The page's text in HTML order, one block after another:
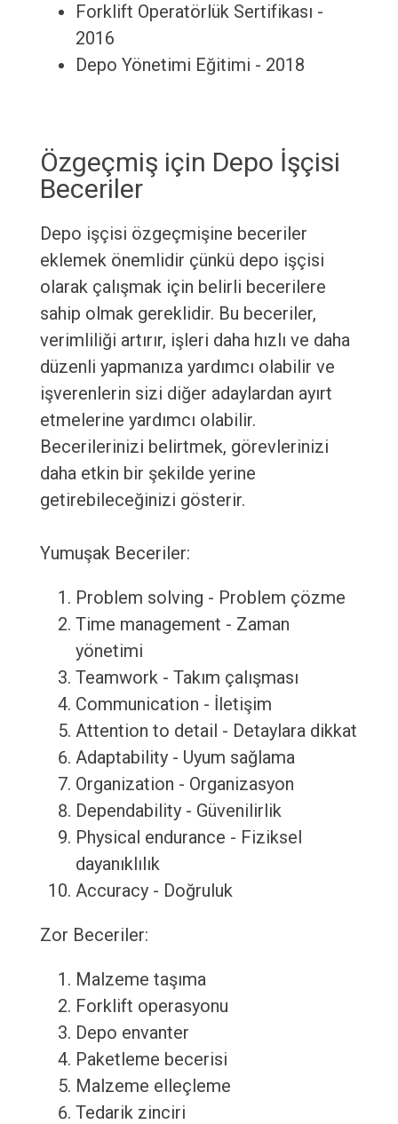
Forklift Operatörlük Sertifikası -
2016
Depo Yönetimi Eğitimi - 2018
Özgeçmiş için Depo İşçisi
Beceriler
Depo işçisi özgeçmişine beceriler
eklemek önemlidir çünkü depo işçisi
olarak çalışmak için belirli becerilere
sahip olmak gereklidir. Bu beceriler,
verimliliği artırır, işleri daha hızlı ve daha
düzenli yapmanıza yardımcı olabilir ve
işverenlerin sizi diğer adaylardan ayırt
etmelerine yardımcı olabilir.
Becerilerinizi belirtmek, görevlerinizi
daha etkin bir şekilde yerine
getirebileceğinizi gösterir.
Yumuşak Beceriler:
Problem solving - Problem çözme
Time management - Zaman
yönetimi
Teamwork - Takım çalışması
Communication - İletişim
Attention to detail - Detaylara dikkat
Adaptability - Uyum sağlama
Organization - Organizasyon
Dependability - Güvenilirlik
Physical endurance - Fiziksel
dayanıklılık
Accuracy - Doğruluk
Zor Beceriler:
Malzeme taşıma
Forklift operasyonu
Depo envanter
Paketleme becerisi
Malzeme elleçleme
Tedarik zinciri